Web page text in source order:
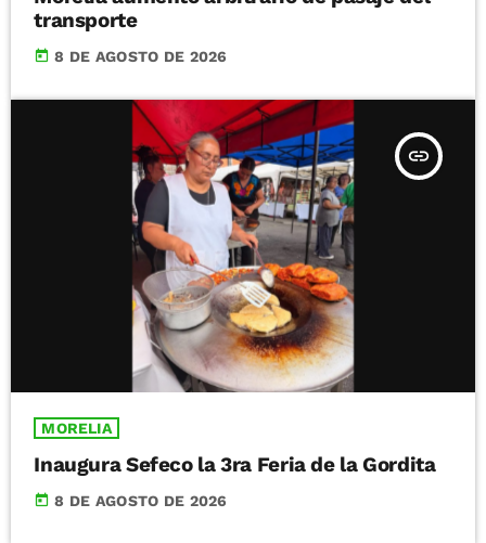
transporte
today 8 DE AGOSTO DE 2026
insert_link
MORELIA
Inaugura Sefeco la 3ra Feria de la Gordita
today 8 DE AGOSTO DE 2026